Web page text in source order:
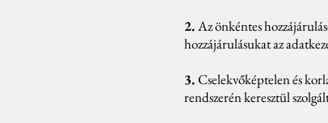
2.Az önkéntes
hozzájárulásukat az
3.Cselekvőképtelen és
rendszerén keresztül